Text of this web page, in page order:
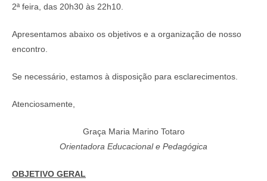
2ª feira, das 20h30 às 22h10.
Apresentamos abaixo os objetivos e a organização de nosso
encontro.
Se necessário, estamos à disposição para esclarecimentos.
Atenciosamente,
Graça Maria Marino Totaro
Orientadora Educacional e Pedagógica
OBJETIVO GERAL